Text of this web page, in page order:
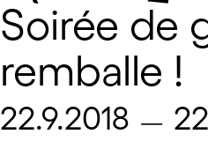
Soirée de
remballe !
22.9.2018 —